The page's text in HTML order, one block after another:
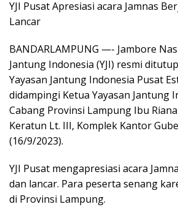
YJI Pusat Apresiasi acara Jamnas
Lancar
BANDARLAMPUNG —- Jambore
Jantung Indonesia (YJI) resmi
Yayasan Jantung Indonesia Pusat
didampingi Ketua Yayasan Jantung
Cabang Provinsi Lampung Ibu
Keratun Lt. III, Komplek Kantor
(16/9/2023).
YJI Pusat mengapresiasi acara
dan lancar. Para peserta senang
di Provinsi Lampung.